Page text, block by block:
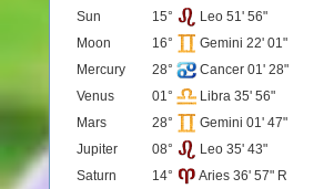
Sun
15°
Leo 51' 56"
Moon
16°
Gemini 22' 01"
Mercury
28°
Cancer 01' 28"
Venus
01°
Libra 35' 56"
Mars
28°
Gemini 01' 47"
Jupiter
08°
Leo 35' 43"
Saturn
14°
Aries 36' 57" R